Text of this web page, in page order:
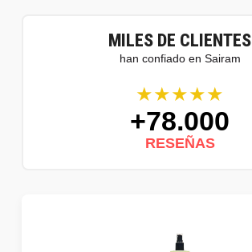
MILES DE CLIENTES
han confiado en Sairam
★★★★★
+78.000
RESEÑAS